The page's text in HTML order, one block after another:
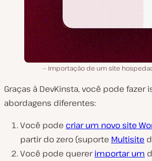
Importação de um site
Graças à DevKinsta, você pode fazer
abordagens diferentes:
Você pode criar um novo site
partir do zero (suporte Multisite
Você pode quererimportar um